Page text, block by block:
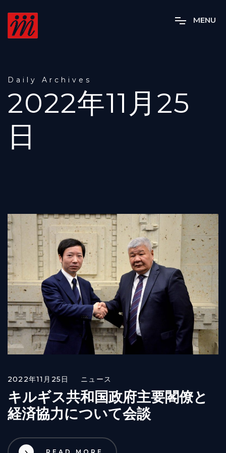
MENU
Daily Archives
2022年11月25
日
2022年11月25日 ニュース
キルギス共和国政府主要閣僚と
経済協力について会談